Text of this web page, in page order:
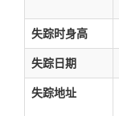
失踪时身高
失踪日期
失踪地址